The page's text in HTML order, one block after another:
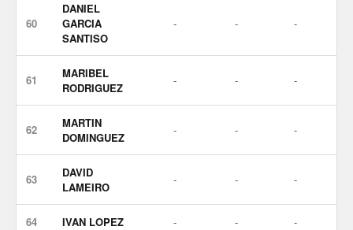
60
DANIEL
GARCIA
SANTISO
- - -
61
MARIBEL
RODRIGUEZ
- - -
62
MARTIN
DOMINGUEZ
- - -
63
DAVID
LAMEIRO
- - -
64 IVAN LOPEZ - - -